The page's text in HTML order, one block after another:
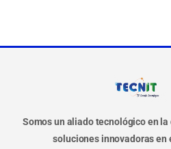
Somos un aliado tecnológico en
soluciones innovadoras en